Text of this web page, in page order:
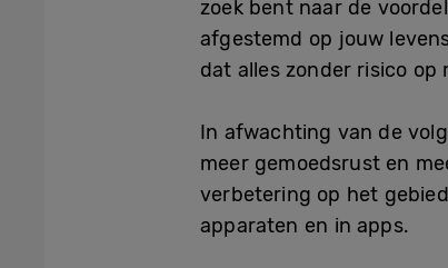
zoek bent naar de
afgestemd op jouw
dat alles zonder risico op
In afwachting van de
meer gemoedsrust en
verbetering op het
apparaten en in apps.